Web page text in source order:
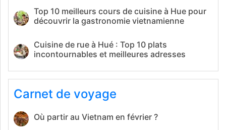
Top 10 meilleurs cours de cuisine à Hue pour
découvrir la gastronomie vietnamienne
Cuisine de rue à Hué : Top 10 plats
incontournables et meilleures adresses
Carnet de voyage
Où partir au Vietnam en février ?